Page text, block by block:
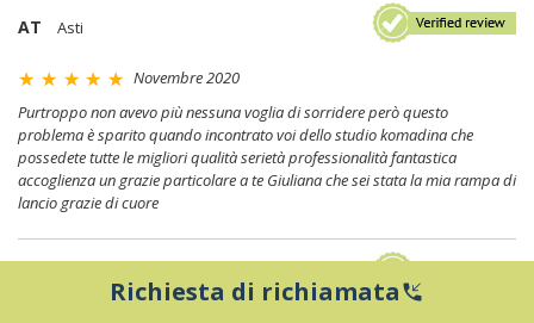
AT Asti
Novembre 2020
Purtroppo non avevo più nessuna voglia di sorridere però questo
problema è sparito quando incontrato voi dello studio komadina che
possedete tutte le migliori qualità serietà professionalità fantastica
accoglienza un grazie particolare a te Giuliana che sei stata la mia rampa di
lancio grazie di cuore
Richiesta di richiamata phone_callback